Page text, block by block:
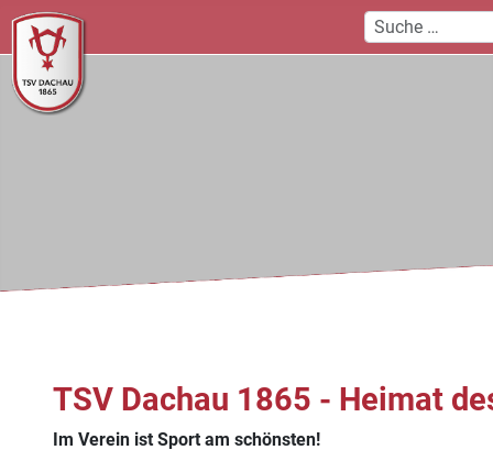
TSV Dachau 1865 - Heimat
Im Verein ist Sport am schönsten!